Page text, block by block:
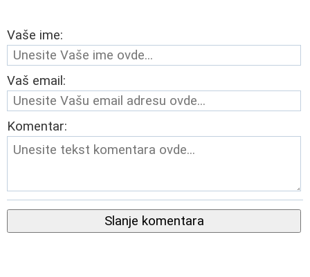
Vaše ime:
Vaš email:
Komentar:
Slanje komentara